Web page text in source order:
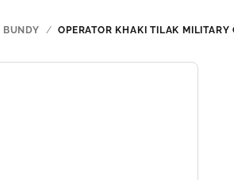
BUNDY / OPERATOR KHAKITILAK MILITARY